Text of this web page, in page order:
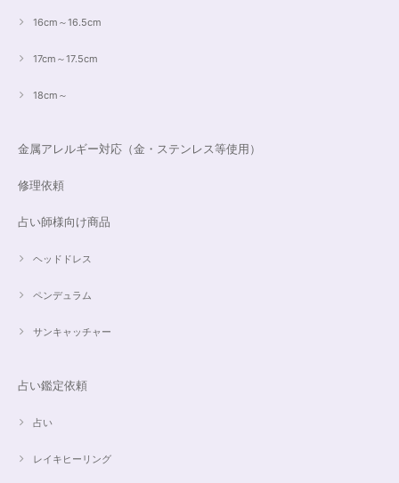
16cm～16.5cm
17cm～17.5cm
18cm～
金属アレルギー対応（金・ステンレス等使用）
修理依頼
占い師様向け商品
ヘッドドレス
ペンデュラム
サンキャッチャー
占い鑑定依頼
占い
レイキヒーリング